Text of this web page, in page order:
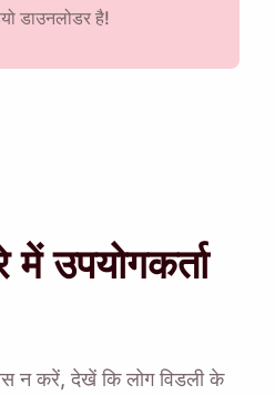
डाउनलोडर है!
में उपयोगकर्ता
न करें, देखें कि लोग विडली के
🔔
PC पर वापस आ जाएं तो